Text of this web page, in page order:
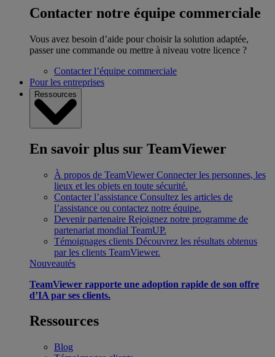
Contacter notre équipe commerciale
Vous avez besoin d’aide pour choisir la solution adaptée,
passer une commande ou mettre à niveau votre licence ?
Contacter l’équipe commerciale
Pour les entreprises
Ressources
En savoir plus sur TeamViewer
À propos de TeamViewer Connecter les personnes, les
lieux et les objets en toute sécurité.
Contacter l’assistance Consultez les articles de
l’assistance ou contactez notre équipe.
Devenir partenaire Rejoignez notre programme de
partenariat mondial TeamUP.
Témoignages clients Découvrez les résultats obtenus
par les clients TeamViewer.
Nouveautés
TeamViewer rapporte une adoption rapide de son offre
d’IA par ses clients.
Ressources
Blog